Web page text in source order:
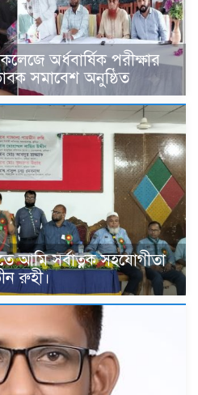
অর্ধবার্ষিক পরীক্ষার
সমাবেশ অনুষ্ঠিত
আমি সর্বাত্নক সহযোগীতা
রুহী।